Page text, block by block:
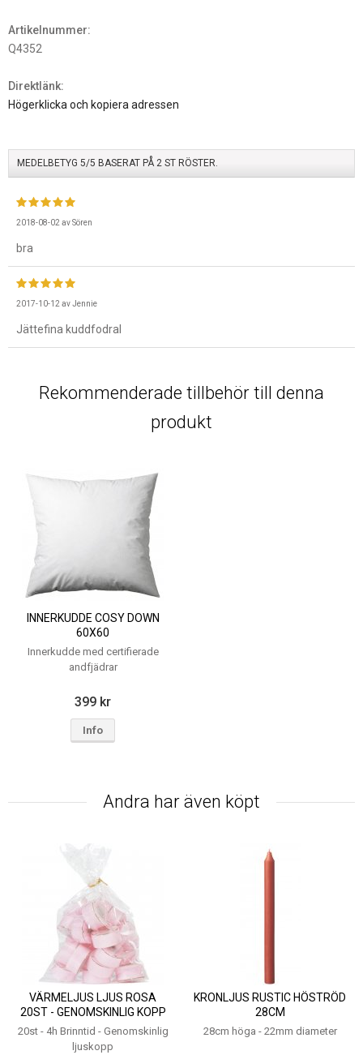
Artikelnummer:
Q4352
Direktlänk:
Högerklicka och kopiera adressen
MEDELBETYG 5/5 BASERAT PÅ 2 ST RÖSTER.
2018-08-02 avSören
bra
2017-10-12 avJennie
Jättefina kuddfodral
Rekommenderade tillbehör till denna
produkt
INNERKUDDE COSY DOWN
60X60
Innerkudde med certifierade
andfjädrar
399 kr
Info
Andra har även köpt
VÄRMELJUS LJUS ROSA
20ST - GENOMSKINLIG KOPP
4H
20st - 4h Brinntid - Genomskinlig
ljuskopp
KRONLJUS RUSTIC HÖSTRÖD
28CM
28cm höga - 22mm diameter